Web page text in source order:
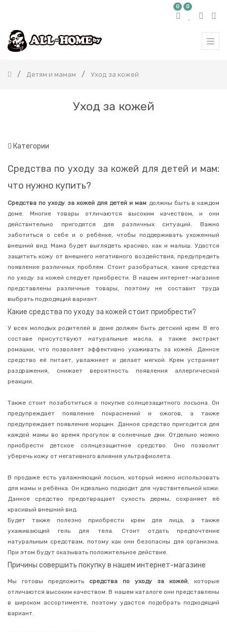
0 0
Детям и мамам Уход за кожей
Уход за кожей
Категории
ТОВАРОВ
Бытовая
мамам
для
кормления
Распашонки
Средства
для
стирки
Гигиена
уход
Средства
для
мытья
детской
посуды
Уход
за
Крема
Присыпки
средства
полостью
рта
Уход
за
волосами
Средства
Блокираторы
вирусов
Здоровье
Хозтовары
Товары
животных
Прочее
ФИЛЬТРЫ
Средства по уходу за кожей для детей и мам:
что нужно купить?
Средства по уходу за кожей для детей и мам должны быть в каждом
доме. Многие товары отличаются высоким качеством, и они
действительно пригодятся для различных ситуаций. Важно
заботиться о себе и о ребёнке, чтобы поддерживать ухоженный
внешний вид. Мама будет выглядеть красиво, как и малыш. Удастся
защитить кожу от внешнего негативного воздействия, предупредить
появление различных проблем. Стоит разобраться, какие средства
по уходу за кожей следует приобрести. В нашем интернет-магазине
представлены различные товары, поэтому не составит труда
выбрать подходящий вариант.
Какие средства по уходу за кожей стоит приобрести?
У всех молодых родителей в доме должен быть детский крем. В его
составе присутствуют натуральные масла, а также экстракт
ромашки, что позволяет эффективно ухаживать за кожей. Данное
средство её питает, увлажняет и делает мягкой. Крем устраняет
раздражения, снижает вероятность появления аллергической
реакции.
Также стоит позаботиться о покупке солнцезащитного лосьона. Он
предупреждает появление покраснений и ожогов, а также
предупреждает появление морщин. Данное средство пригодится для
каждой мамы во время прогулок в солнечные дни. Отдельно можно
приобрести детское солнцезащитное средство. Оно позволит
уберечь кожу от негативного влияния ультрафиолета.
В продаже есть увлажняющий лосьон, который можно использовать
для мамы и ребёнка. Он идеально подходит для чувствительной кожи.
Данное средство предотвращает сухость дермы, сохраняет её
красивый внешний вид.
Будет также полезно приобрести крем для лица, а также
ухаживающий гель для тела. Стоит отдать предпочтение
натуральным средствам, потому как они безопасны для организма.
При этом будут оказывать положительное действие.
Причины совершить покупку в нашем интернет-магазине
Мы готовы предложить средства по уходу за кожей, которые
отличаются высоким качеством. В нашем каталоге они представлены
в широком ассортименте, поэтому удастся подобрать подходящий
вариант.